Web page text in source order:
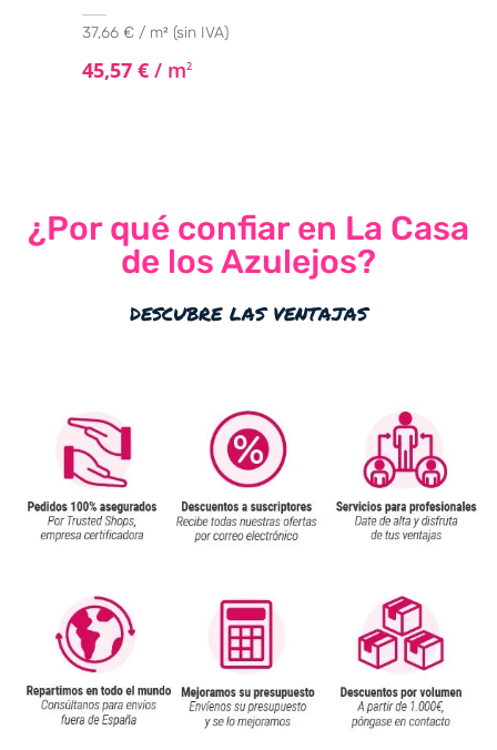
37,66 € / m² (sin IVA)
45,57 € / m2
¿Por qué confiar en La Casa
de los Azulejos?
descubre las ventajas